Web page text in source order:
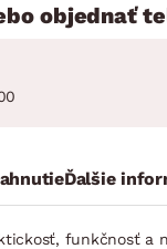
objednať
Ďalšie
funkčnosť a